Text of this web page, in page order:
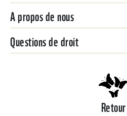
A propos de nous
Questions de droit
Retour